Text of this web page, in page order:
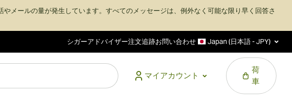
メールの量が発生しています。すべてのメッセージは、例外なく可能な限り早く回答さ
シガーアドバイザー注文追跡お問い合わせ Japan (日本語 - JPY)
マイアカウント
荷
車